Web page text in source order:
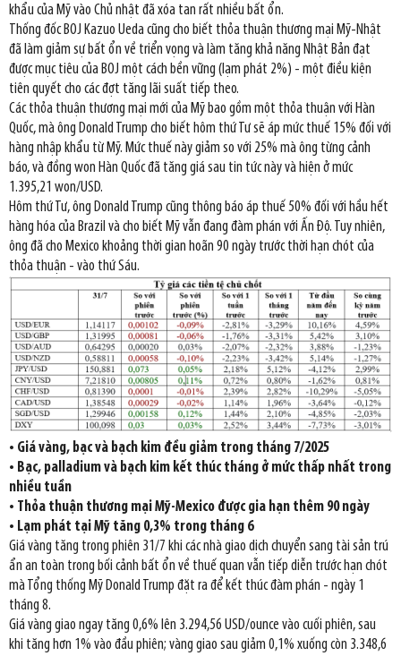
khẩu của Mỹ vào Chủ nhật đã xóa tan rất nhiều bất ổn.
Thống đốc BOJ Kazuo Ueda cũng cho biết thỏa thuận thương mại Mỹ-Nhật
đã làm giảm sự bất ổn về triển vọng và làm tăng khả năng Nhật Bản đạt
được mục tiêu của BOJ một cách bền vững (lạm phát 2%) - một điều kiện
tiên quyết cho các đợt tăng lãi suất tiếp theo.
Các thỏa thuận thương mại mới của Mỹ bao gồm một thỏa thuận với Hàn
Quốc, mà ông Donald Trump cho biết hôm thứ Tư sẽ áp mức thuế 15% đối với
hàng nhập khẩu từ Mỹ. Mức thuế này giảm so với 25% mà ông từng cảnh
báo, và đồng won Hàn Quốc đã tăng giá sau tin tức này và hiện ở mức
1.395,21 won/USD.
Hôm thứ Tư, ông Donald Trump cũng thông báo áp thuế 50% đối với hầu hết
hàng hóa của Brazil và cho biết Mỹ vẫn đang đàm phán với Ấn Độ. Tuy nhiên,
ông đã cho Mexico khoảng thời gian hoãn 90 ngày trước thời hạn chót của
thỏa thuận - vào thứ Sáu.
• Giá vàng, bạc và bạch kim đều giảm trong tháng 7/2025
• Bạc, palladium và bạch kim kết thúc tháng ở mức thấp nhất trong
nhiều tuần
• Thỏa thuận thương mại Mỹ-Mexico được gia hạn thêm 90 ngày
• Lạm phát tại Mỹ tăng 0,3% trong tháng 6
Giá vàng tăng trong phiên 31/7 khi các nhà giao dịch chuyển sang tài sản trú
ẩn an toàn trong bối cảnh bất ổn về thuế quan vẫn tiếp diễn trước hạn chót
mà Tổng thống Mỹ Donald Trump đặt ra để kết thúc đàm phán - ngày 1
tháng 8.
Giá vàng giao ngay tăng 0,6% lên 3.294,56 USD/ounce vào cuối phiên, sau
khi tăng hơn 1% vào đầu phiên; vàng giao sau giảm 0,1% xuống còn 3.348,6